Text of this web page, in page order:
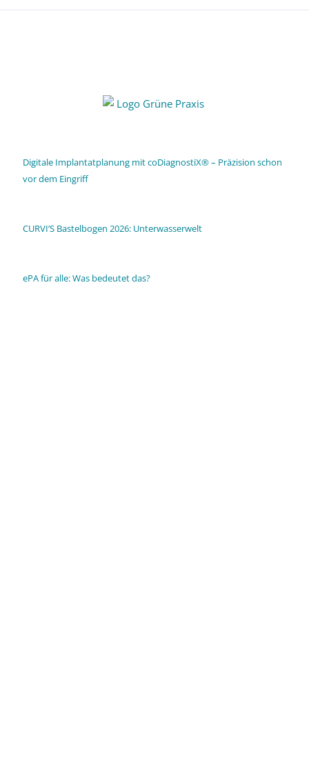
Digitale Implantatplanung mit coDiagnostiX® – Präzision schon
vor dem Eingriff
CURVI’S Bastelbogen 2026: Unterwasserwelt
ePA für alle: Was bedeutet das?